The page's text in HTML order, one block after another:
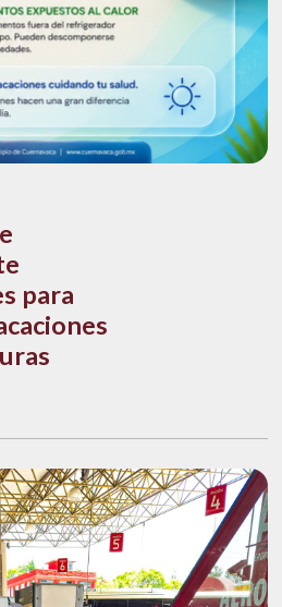
para